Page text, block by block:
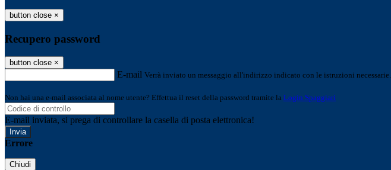
button close ×
Recupero password
button close ×
E-mail Verrà inviato un messaggio all'indirizzo indicato con le istruzioni necessarie.
Non hai una e-mail associata al nome utente? Effettua il reset della password tramite la Login Spaggiari
E-mail inviata, si prega di controllare la casella di posta elettronica!
Errore
Chiudi